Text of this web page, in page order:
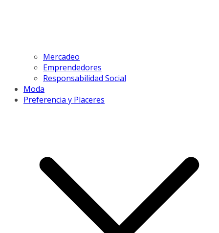
Mercadeo
Emprendedores
Responsabilidad Social
Moda
Preferencia y Placeres